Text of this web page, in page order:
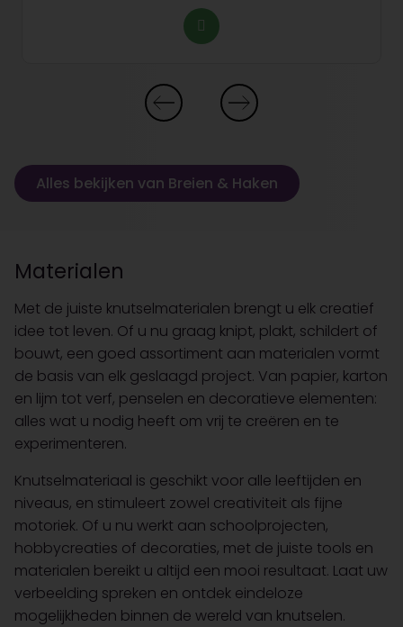
Alles bekijken van Breien & Haken
Materialen
Met de juiste knutselmaterialen brengt u elk creatief
idee tot leven. Of u nu graag knipt, plakt, schildert of
bouwt, een goed assortiment aan materialen vormt
de basis van elk geslaagd project. Van papier, karton
en lijm tot verf, penselen en decoratieve elementen:
alles wat u nodig heeft om vrij te creëren en te
experimenteren.
Knutselmateriaal is geschikt voor alle leeftijden en
niveaus, en stimuleert zowel creativiteit als fijne
motoriek. Of u nu werkt aan schoolprojecten,
hobbycreaties of decoraties, met de juiste tools en
materialen bereikt u altijd een mooi resultaat. Laat uw
verbeelding spreken en ontdek eindeloze
mogelijkheden binnen de wereld van knutselen.